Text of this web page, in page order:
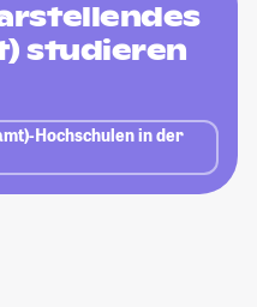
studieren
Hochschulen in der